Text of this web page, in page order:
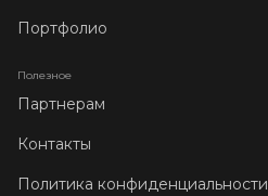
Портфолио
Полезное
Партнерам
Контакты
Политика конфиденциальности